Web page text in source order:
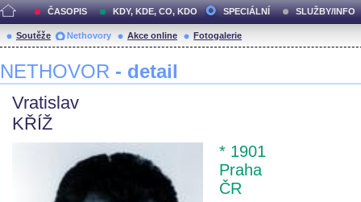
ČASOPIS KDY, KDE, CO, KDO SPECIÁLNÍ SLUŽBY/INFO
Soutěže Nethovory Akce online Fotogalerie
NETHOVOR - detail
Vratislav
KŘÍŽ
* 1901
Praha
ČR